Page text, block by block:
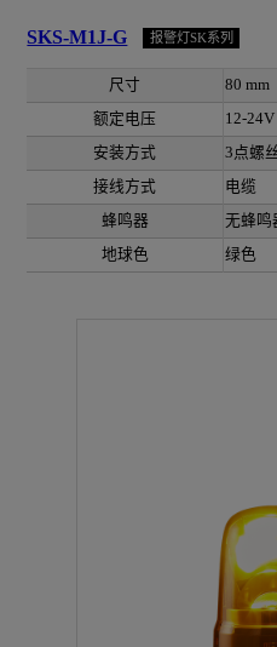
SKS-M1J-G 报警灯SK系列
尺寸
80 mm
额定电压
12-24V
安装方式
3点螺
接线方式
电缆
蜂鸣器
无蜂鸣
地球色
绿色